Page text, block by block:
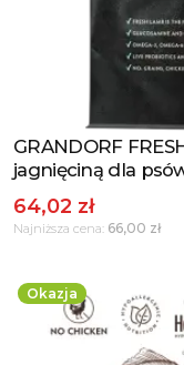
Zobacz produkt
GRANDORF
jagnięciną dla
64,02 zł
Najniższa cena: 66,00 zł
Okazja